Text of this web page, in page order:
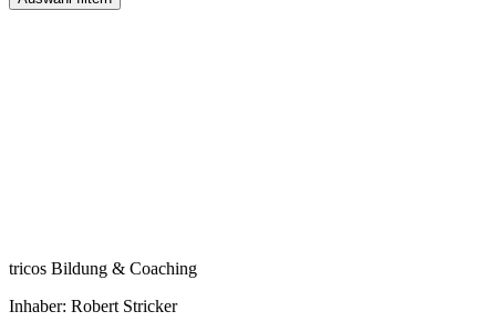
tricos Bildung & Coaching
Inhaber: Robert Stricker